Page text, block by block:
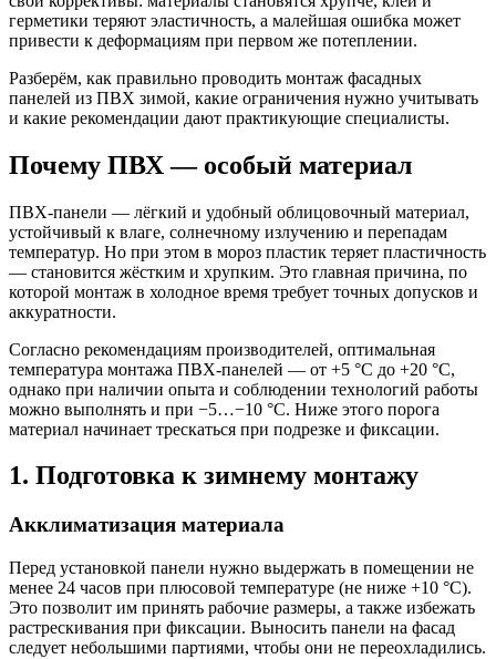
герметики теряют эластичность, а малейшая ошибка может
привести к деформациям при первом же потеплении.
Разберём, как правильно проводить монтаж фасадных
панелей из ПВХ зимой, какие ограничения нужно учитывать
и какие рекомендации дают практикующие специалисты.
Почему ПВХ — особый материал
ПВХ-панели — лёгкий и удобный облицовочный материал,
устойчивый к влаге, солнечному излучению и перепадам
температур. Но при этом в мороз пластик теряет пластичность
— становится жёстким и хрупким. Это главная причина, по
которой монтаж в холодное время требует точных допусков и
аккуратности.
Согласно рекомендациям производителей, оптимальная
температура монтажа ПВХ-панелей — от +5 °C до +20 °C,
однако при наличии опыта и соблюдении технологий работы
можно выполнять и при −5…−10 °C. Ниже этого порога
материал начинает трескаться при подрезке и фиксации.
1. Подготовка к зимнему монтажу
Акклиматизация материала
Перед установкой панели нужно выдержать в помещении не
менее 24 часов при плюсовой температуре (не ниже +10 °C).
Это позволит им принять рабочие размеры, а также избежать
растрескивания при фиксации. Выносить панели на фасад
следует небольшими партиями, чтобы они не переохладились.